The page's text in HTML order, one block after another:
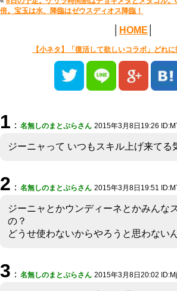
倍。宝玉は水、降臨はゼウスディオス降臨！
HOME
【小ネタ】「復活して欲しいコラボ」どれ
1 ： 名無しのまとぷらさん 2015年3月8日19:26
ジーニャって いつもスキル上げ来てる
2 ： 名無しのまとぷらさん 2015年3月8日19:51
ジーニャとかウンディーネとかみんな
の？
どうせ使わないからやろうと思わない
3 ： 名無しのまとぷらさん 2015年3月8日20:02